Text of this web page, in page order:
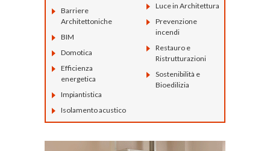
Barriere
Architettoniche
BIM
Domotica
Efficienza
energetica
Impiantistica
Isolamento acustico
Luce in Architettura
Prevenzione
incendi
Restauro e
Ristrutturazioni
Sostenibilità e
Bioedilizia